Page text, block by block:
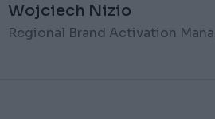
Wojciech Nizio
Regional Brand Activation